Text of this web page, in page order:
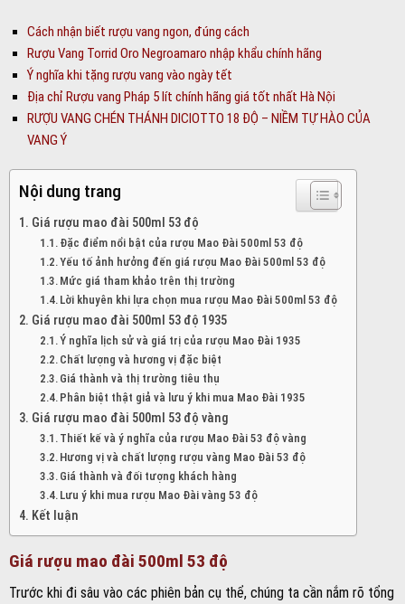
Cách nhận biết rượu vang ngon, đúng cách
Rượu Vang Torrid Oro Negroamaro nhập khẩu chính hãng
Ý nghĩa khi tặng rượu vang vào ngày tết
Địa chỉ Rượu vang Pháp 5 lít chính hãng giá tốt nhất Hà Nội
RƯỢU VANG CHÉN THÁNH DICIOTTO 18 ĐỘ – NIỀM TỰ HÀO CỦA
VANG Ý
Nội dung trang
Giá rượu mao đài 500ml 53 độ
Đặc điểm nổi bật của rượu Mao Đài 500ml 53 độ
Yếu tố ảnh hưởng đến giá rượu Mao Đài 500ml 53 độ
Mức giá tham khảo trên thị trường
Lời khuyên khi lựa chọn mua rượu Mao Đài 500ml 53 độ
Giá rượu mao đài 500ml 53 độ 1935
Ý nghĩa lịch sử và giá trị của rượu Mao Đài 1935
Chất lượng và hương vị đặc biệt
Giá thành và thị trường tiêu thụ
Phân biệt thật giả và lưu ý khi mua Mao Đài 1935
Giá rượu mao đài 500ml 53 độ vàng
Thiết kế và ý nghĩa của rượu Mao Đài 53 độ vàng
Hương vị và chất lượng rượu vàng Mao Đài 53 độ
Giá thành và đối tượng khách hàng
Lưu ý khi mua rượu Mao Đài vàng 53 độ
Kết luận
Giá rượu mao đài 500ml 53 độ
Trước khi đi sâu vào các phiên bản cụ thể, chúng ta cần nắm rõ tổng